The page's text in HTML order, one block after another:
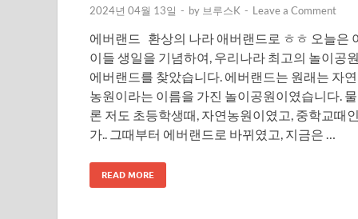
2024년 04월 13일 - by 브루스K - Leave a Comment
에버랜드 환상의 나라 애버랜드로 ㅎㅎ 오늘은
이들 생일을 기념하여, 우리나라 최고의 놀이공원
에버랜드를 찾았습니다. 에버랜드는 원래는 자연
농원이라는 이름을 가진 놀이공원이였습니다. 물
론 저도 초등학생때, 자연농원이였고, 중학교때인
가.. 그때부터 에버랜드로 바뀌였고, 지금은 …
READ MORE